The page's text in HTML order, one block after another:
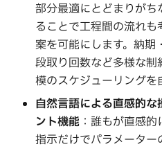
部分最適にとどまりが
ることで工程間の流れ
案を可能にします。納期
段取り回数など多様な
模のスケジューリングを
自然言語による直感的な
ント機能 ：誰もが直感
指示だけでパラメータ